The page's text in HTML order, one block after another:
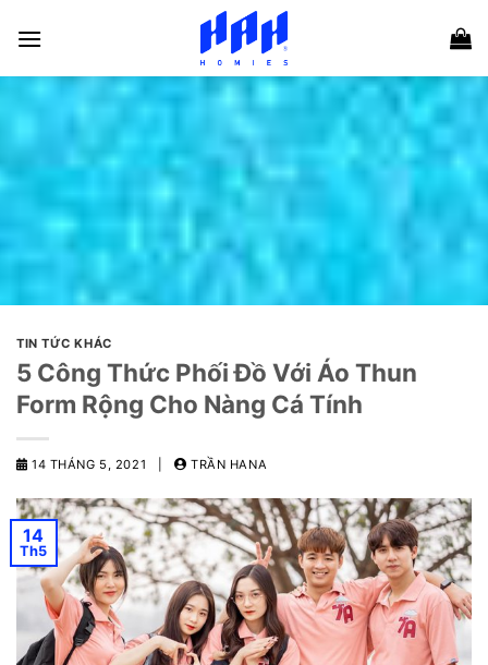
TIN TỨC KHÁC
5 Công Thức Phối Đồ Với Áo Thun
Form Rộng Cho Nàng Cá Tính
14 THÁNG 5, 2021 | TRẦN HANA
14
Th5